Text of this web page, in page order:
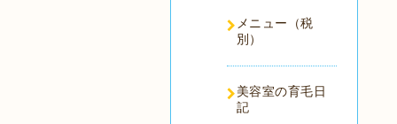
メニュー（税
別）
美容室の育毛日
記